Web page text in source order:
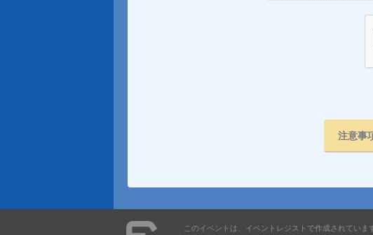
ご入力頂く情報の提供は
当ホームページではご利
東京都渋谷区千駄ヶ谷1－
E-Mail ：
受付時間 ： 10:00～18:00
このイベントは、イベントレジストで作成されています